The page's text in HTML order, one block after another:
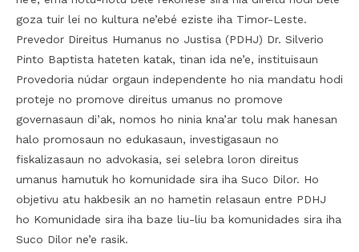
goza tuir lei no kultura ne’ebé eziste iha Timor-Leste.
Prevedor Direitus Humanus no Justisa (PDHJ) Dr. Silverio
Pinto Baptista hateten katak, tinan ida ne’e, instituisaun
Provedoria núdar orgaun independente ho nia mandatu hodi
proteje no promove direitus umanus no promove
governasaun di’ak, nomos ho ninia kna’ar tolu mak hanesan
halo promosaun no edukasaun, investigasaun no
fiskalizasaun no advokasia, sei selebra loron direitus
umanus hamutuk ho komunidade sira iha Suco Dilor. Ho
objetivu atu hakbesik an no hametin relasaun entre PDHJ
ho Komunidade sira iha baze liu-liu ba komunidades sira iha
Suco Dilor ne’e rasik.